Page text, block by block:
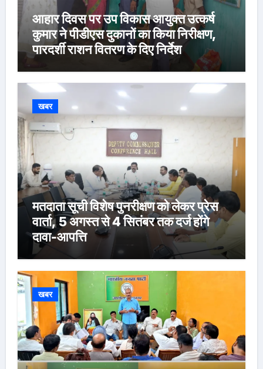
आहार दिवस पर उप विकास आयुक्त उत्कर्ष
कुमार ने पीडीएस दुकानों का किया निरीक्षण,
पारदर्शी राशन वितरण के दिए निर्देश
खबर
मतदाता सूची विशेष पुनरीक्षण को लेकर प्रेस
वार्ता, 5 अगस्त से 4 सितंबर तक दर्ज होंगे
दावा-आपत्ति
खबर